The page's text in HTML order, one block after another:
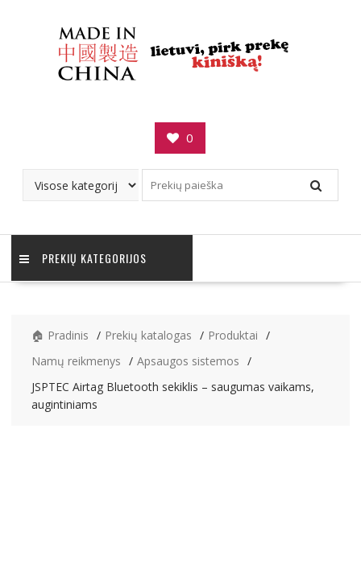
0
PREKIŲ KATEGORIJOS
🏠 Pradinis Prekių katalogas
Produktai
Namų reikmenys
Apsaugos sistemos
JSPTEC Airtag Bluetooth sekiklis – saugumas vaikams,
augintiniams